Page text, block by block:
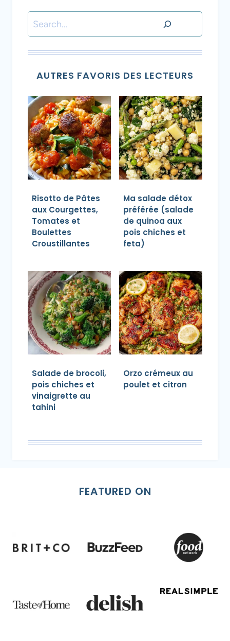
Rechercher
AUTRES FAVORIS DES LECTEURS
Risotto de Pâtes
aux Courgettes,
Tomates et
Boulettes
Croustillantes
Ma salade détox
préférée (salade
de quinoa aux
pois chiches et
feta)
Salade de brocoli,
pois chiches et
vinaigrette au
tahini
Orzo crémeux au
poulet et citron
FEATURED ON